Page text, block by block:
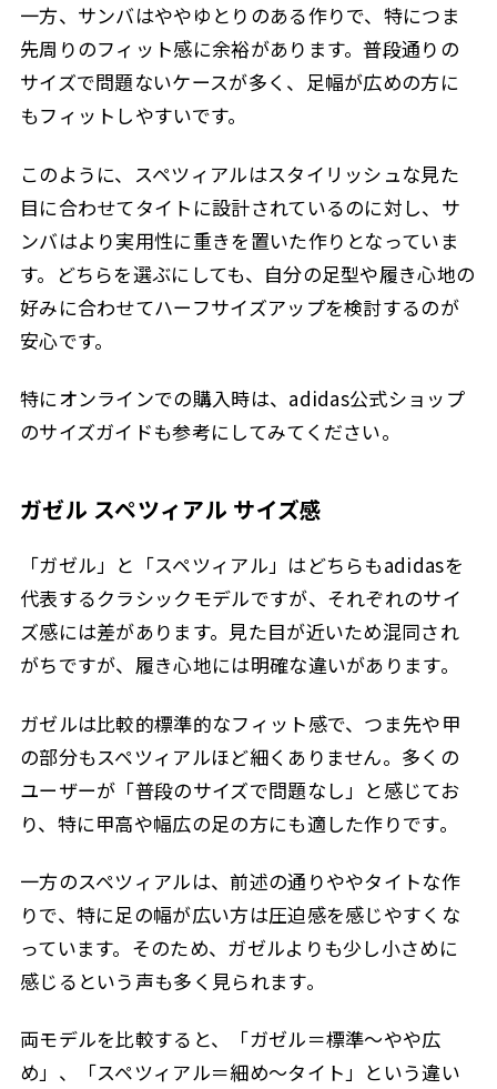
一方、サンバはややゆとりのある作りで、特につま
先周りのフィット感に余裕があります。普段通りの
サイズで問題ないケースが多く、足幅が広めの方に
もフィットしやすいです。
このように、スペツィアルはスタイリッシュな見た
目に合わせてタイトに設計されているのに対し、サ
ンバはより実用性に重きを置いた作りとなっていま
す。どちらを選ぶにしても、自分の足型や履き心地の
好みに合わせてハーフサイズアップを検討するのが
安心です。
特にオンラインでの購入時は、adidas公式ショップ
のサイズガイドも参考にしてみてください。
ガゼル スペツィアル サイズ感
「ガゼル」と「スペツィアル」はどちらもadidasを
代表するクラシックモデルですが、それぞれのサイ
ズ感には差があります。見た目が近いため混同され
がちですが、履き心地には明確な違いがあります。
ガゼルは比較的標準的なフィット感で、つま先や甲
の部分もスペツィアルほど細くありません。多くの
ユーザーが「普段のサイズで問題なし」と感じてお
り、特に甲高や幅広の足の方にも適した作りです。
一方のスペツィアルは、前述の通りややタイトな作
りで、特に足の幅が広い方は圧迫感を感じやすくな
っています。そのため、ガゼルよりも少し小さめに
感じるという声も多く見られます。
両モデルを比較すると、「ガゼル＝標準〜やや広
め」、「スペツィアル＝細め〜タイト」という違い